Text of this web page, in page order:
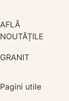
AFLĂ
NOUTĂȚILE
GRANIT
Pagini utile